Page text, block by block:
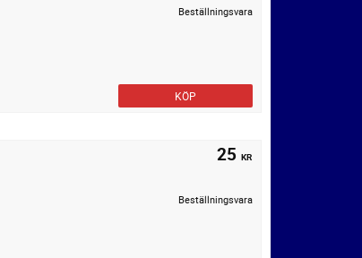
Beställningsvara
KÖP
25 KR
Beställningsvara